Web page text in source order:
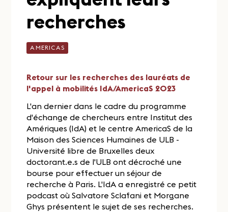
recherches
AMERICAS
Retour sur les recherches des lauréats de
l'appel à mobilités IdA/AmericaS 2023
L'an dernier dans le cadre du programme
d'échange de chercheurs entre Institut des
Amériques (IdA) et le centre AmericaS de la
Maison des Sciences Humaines de ULB -
Université libre de Bruxelles deux
doctorant.e.s de l'ULB ont décroché une
bourse pour effectuer un séjour de
recherche à Paris. L'IdA a enregistré ce petit
podcast où Salvatore Sclafani et Morgane
Ghys présentent le sujet de ses recherches.